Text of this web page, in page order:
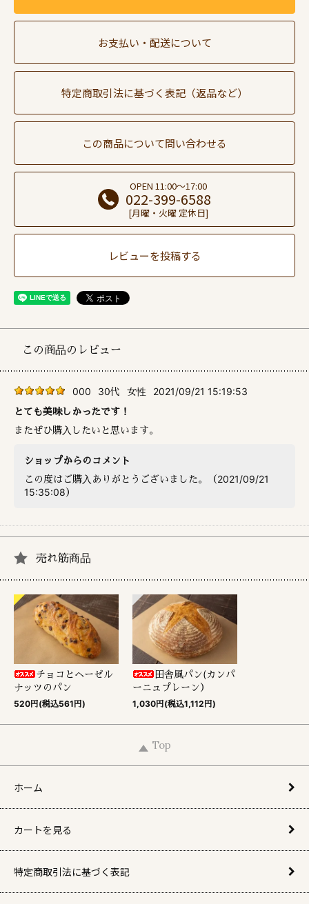
お支払い・配送について
特定商取引法に基づく表記（返品など）
この商品について問い合わせる
OPEN 11:00～17:00
022-399-6588
[月曜・火曜 定休日]
レビューを投稿する
この商品のレビュー
000 30代 女性
2021/09/21 15:19:53
とても美味しかったです！
またぜひ購入したいと思います。
ショップからのコメント
この度はご購入ありがとうございました。（2021/09/21
15:35:08）
売れ筋商品
チョコとヘーゼル
ナッツのパン
520円(税込561円)
田舎風パン(カンパ
ーニュプレーン）
1,030円(税込1,112円)
Top
ホーム
カートを見る
特定商取引法に基づく表記